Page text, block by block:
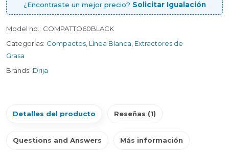
¿Encontraste un mejor precio? Solicitar Igualación
Model no.: COMPATTO60BLACK
Categorías: Compactos Línea Blanca Extractores de
Grasa
Brands: Drija
Detalles del producto Reseñas (1)
Questions and Answers Más información